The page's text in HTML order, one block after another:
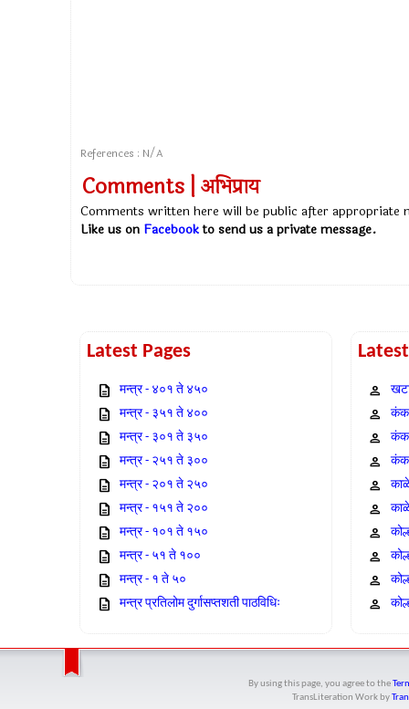
References : N/A
Comments | अभिप्राय
Comments written here will be public after appropriate
Like us on Facebookto send us a private message.
Latest Pages
मन्त्र - ४०१ ते ४५०
मन्त्र - ३५१ ते ४००
मन्त्र - ३०१ ते ३५०
मन्त्र - २५१ ते ३००
मन्त्र - २०१ ते २५०
मन्त्र - १५१ ते २००
मन्त्र - १०१ ते १५०
मन्त्र - ५१ ते १००
मन्त्र - १ ते ५०
मन्त्र प्रतिलोम दुर्गासप्तशती पाठविधिः
By using this page, you agree to the
TransLiteration Workby